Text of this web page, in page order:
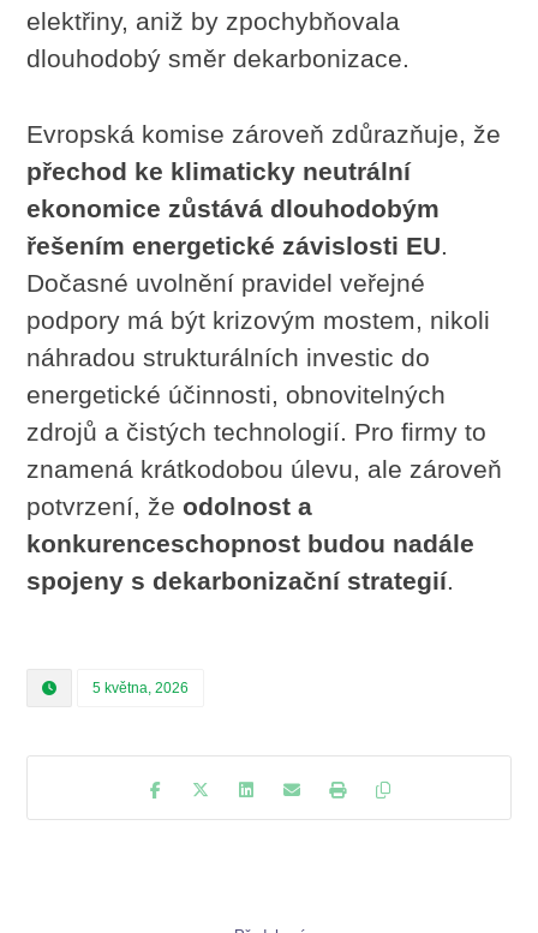
elektřiny, aniž by zpochybňovala
dlouhodobý směr dekarbonizace.
Evropská komise zároveň zdůrazňuje, že
přechod ke klimaticky neutrální
ekonomice zůstává dlouhodobým
řešením energetické závislosti EU.
Dočasné uvolnění pravidel veřejné
podpory má být krizovým mostem, nikoli
náhradou strukturálních investic do
energetické účinnosti, obnovitelných
zdrojů a čistých technologií. Pro firmy to
znamená krátkodobou úlevu, ale zároveň
potvrzení, žeodolnost a
konkurenceschopnost budou nadále
spojeny s dekarbonizační strategií.
5 května, 2026